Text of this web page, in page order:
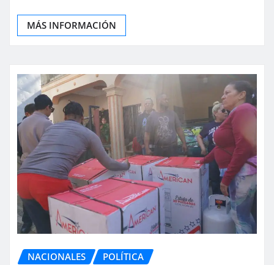
MÁS INFORMACIÓN
NACIONALES POLÍTICA